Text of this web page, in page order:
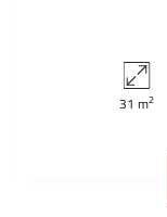
31 m2